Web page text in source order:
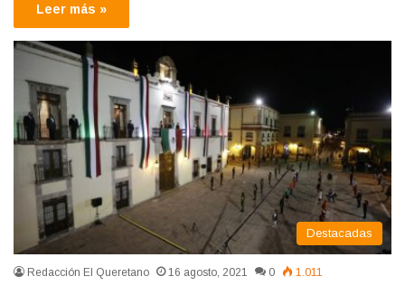
Leer más »
Destacadas
Redacción El Queretano 16 agosto, 2021 0 1.011